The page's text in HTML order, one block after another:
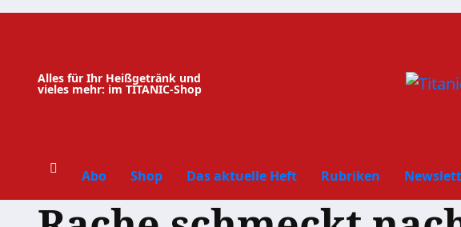
Zum
Alles für Ihr Heißgetränk und
vieles mehr: im TITANIC-Shop
Abo Shop Das aktuelle Heft Rubriken